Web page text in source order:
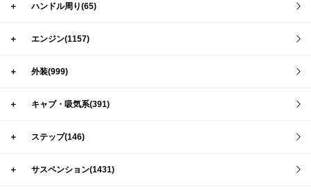
＋ ハンドル周り(65)
＋ エンジン(1157)
＋ 外装(999)
＋ キャブ・吸気系(391)
＋ ステップ(146)
＋ サスペンション(1431)